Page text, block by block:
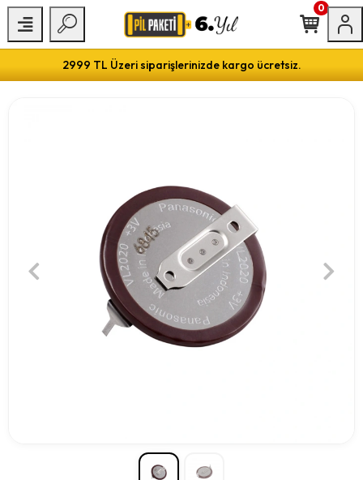
2999 TL Üzeri siparişlerinizde kargo ücretsiz.
0